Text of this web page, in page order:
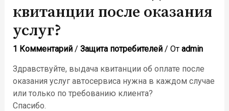
квитанции после оказания
услуг?
1 Комментарий / Защита потребителей/ От admin
Здравствуйте, выдача квитанции об оплате после
оказания услуг автосервиса нужна в каждом случае
или только по требованию клиента?
Спасибо.